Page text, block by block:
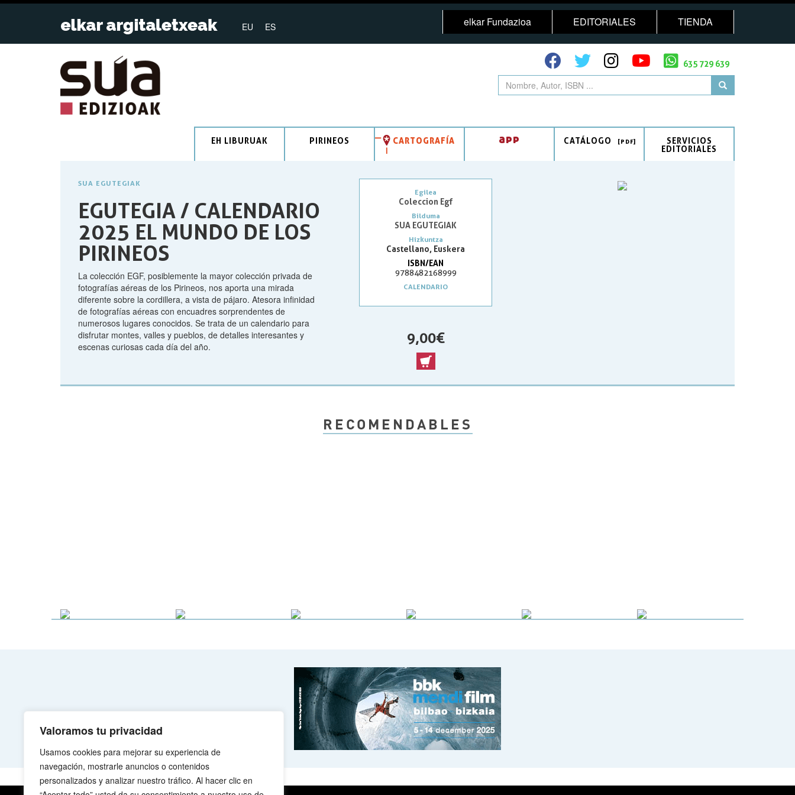
Valoramos tu privacidad
Usamos cookies para mejorar su experiencia de
navegación, mostrarle anuncios o contenidos
personalizados y analizar nuestro tráfico. Al hacer clic en
EU ES elkar Fundazioa EDITORIALES TIENDA
635 729 639
EH LIBURUAK PIRINEOS CARTOGRAFÍA app CATÁLOGO
SERVICIOS
EDITORIALES
SUA EGUTEGIAK
EGUTEGIA / CALENDARIO
2025 EL MUNDO DE LOS
PIRINEOS
La colección EGF, posiblemente la mayor colección privada de
fotografías aéreas de los Pirineos, nos aporta una mirada
diferente sobre la cordillera, a vista de pájaro. Atesora infinidad
de fotografías aéreas con encuadres sorprendentes de
numerosos lugares conocidos. Se trata de un calendario para
disfrutar montes, valles y pueblos, de detalles interesantes y
escenas curiosas cada día del año.
Egilea
Coleccion Egf
Bilduma
SUA EGUTEGIAK
Hizkuntza
Castellano, Euskera
ISBN/EAN
9788482168999
CALENDARIO
9,00 €
RECOMENDABLES